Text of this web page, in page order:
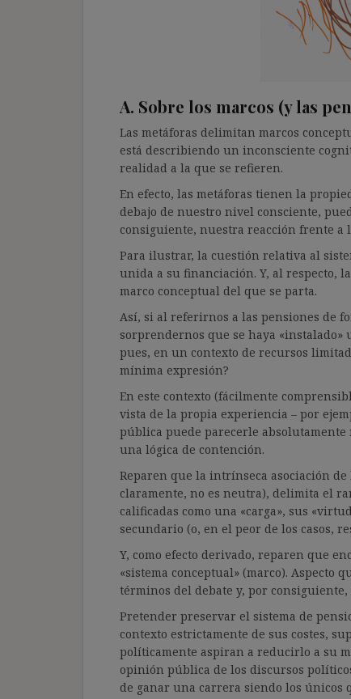
A. Sobre los marcos (y las
Las metáforas delimitan marcos
está describiendo un inconsciente
realidad a la que se refieren.
En efecto, las metáforas tienen la
debajo de nuestro nivel consciente,
consiguiente, nuestra reacción frente a
Para ilustrar, la cuestión relativa al
unida a su financiación. Y, al respecto,
marco conceptual del que se parta.
Así, si al referirnos a las pensiones de
sorprendernos que se haya
pues, en un contexto de recursos
mínima expresión?
En este contexto (fácilmente
vista de la propia experiencia – por
pública puede parecerle
una lógica de contención.
Reparen que la intrínseca asociación
claramente, no es neutra), delimita el
calificadas como una «carga», sus
secundario (o, en el peor de los casos,
Y, como efecto derivado, reparen que
«sistema conceptual» (marco). Aspecto
términos del debate y, por
Pretender preservar el sistema de
contexto estrictamente de sus costes,
políticamente aspiran a reducirlo a su
opinión pública de los discursos
de ganar una carrera siendo los únicos